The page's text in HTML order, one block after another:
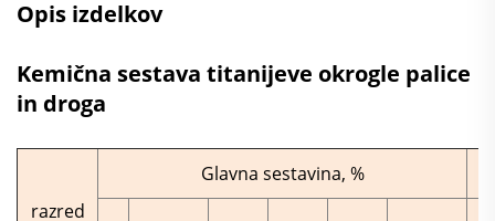
Opis izdelkov
Kemična sestava titanijeve okrogle palice
in droga
razred
Glavna sestavina, %